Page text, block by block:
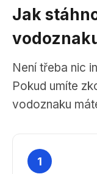
Jak
Není třeba nic
Pokud umíte
vodoznaku
1